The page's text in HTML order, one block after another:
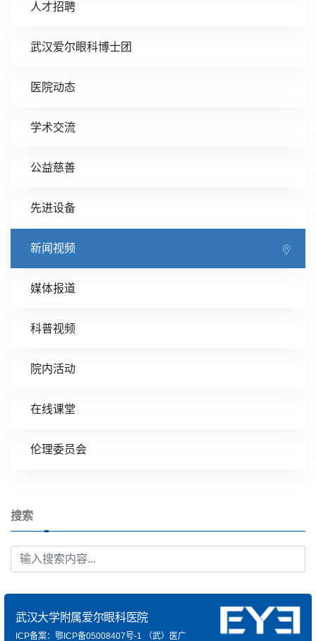
人才招聘
武汉爱尔眼科博士团
医院动态
学术交流
公益慈善
先进设备
新闻视频
媒体报道
科普视频
院内活动
在线课堂
伦理委员会
搜索
武汉大学附属爱尔眼科医院
ICP备案：鄂ICP备05008407号-1 （武）医广